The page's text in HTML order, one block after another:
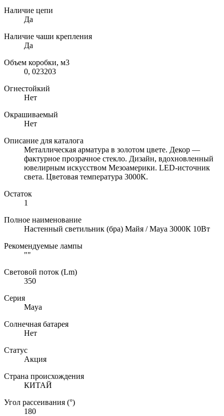
Наличие цепи
Да
Наличие чаши крепления
Да
Объем коробки, м3
0, 023203
Огнестойкий
Нет
Окрашиваемый
Нет
Описание для каталога
Металлическая арматура в золотом цвете. Декор —
фактурное прозрачное стекло. Дизайн, вдохновленный
ювелирным искусством Мезоамерики. LED-источник
света. Цветовая температура 3000К.
Остаток
1
Полное наименование
Настенный светильник (бра) Майя / Maya 3000К 10Вт
Рекомендуемые лампы
""
Световой поток (Lm)
350
Серия
Maya
Солнечная батарея
Нет
Статус
Акция
Страна происхождения
КИТАЙ
Угол рассеивания (°)
180